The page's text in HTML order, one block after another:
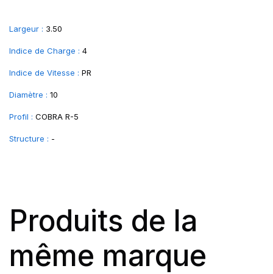
Largeur : 3.50
Indice de Charge : 4
Indice de Vitesse : PR
Diamètre : 10
Profil : COBRA R-5
Structure : -
Produits de la
même marque